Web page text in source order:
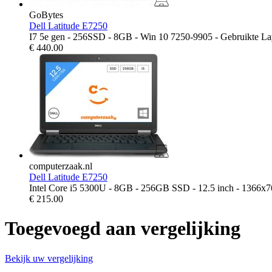
GoBytes
Dell Latitude E7250
I7 5e gen - 256SSD - 8GB - Win 10 7250-9905 - Gebruikte
€ 440.00
computerzaak.nl
Dell Latitude E7250
Intel Core i5 5300U - 8GB - 256GB SSD - 12.5 inch -
€ 215.00
Toegevoegd aan vergelijking
Bekijk uw vergelijking